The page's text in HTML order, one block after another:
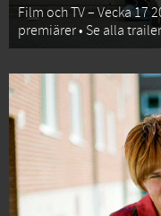
Film och TV – Vecka 17
premiärer • Se alla